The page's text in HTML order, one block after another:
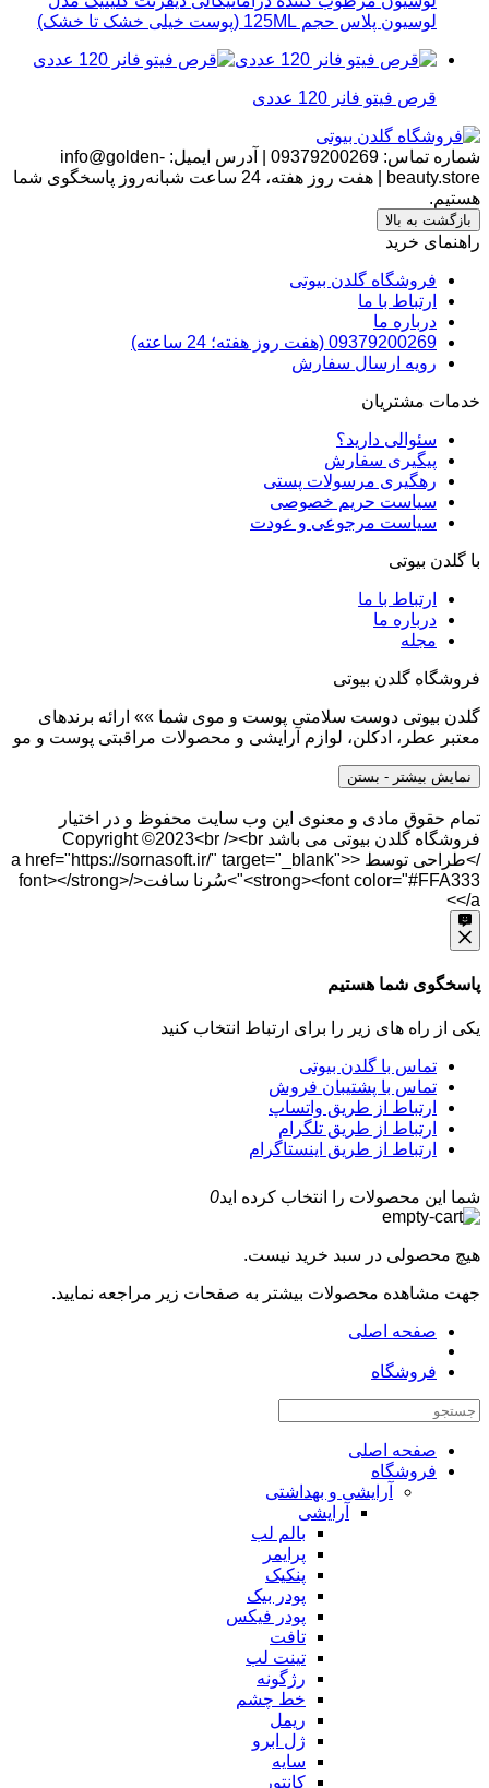
لوسیون پلاس حجم 125ML (پوست خیلی خشک تا خشک)
قرص فیتو فانر 120 عددی
شماره تماس: 09379200269 آدرس ایمیل: info@golden-
beauty.store
هفت روز هفته، 24 ساعت شبانه‌روز پاسخگوی شما
هستیم.
بازگشت به بالا
راهنمای خرید
فروشگاه گلدن بیوتی
ارتباط با ما
درباره ما
09379200269 (هفت روز هفته؛ 24 ساعته)
رویه ارسال سفارش
خدمات مشتریان
سئوالی دارید؟
پیگیری سفارش
رهگیری مرسولات پستی
سیاست حریم خصوصی
سیاست مرجوعی و عودت
با گلدن بیوتی
ارتباط با ما
درباره ما
مجله
فروشگاه گلدن بیوتی
گلدن بیوتی دوست سلامتی پوست و موی شما »» ارائه برندهای
معتبر عطر، ادکلن، لوازم آرایشی و محصولات مراقبتی پوست و مو
نمایش بیشتر - بستن
تمام حقوق مادی و معنوی این وب سایت محفوظ و در اختیار
فروشگاه گلدن بیوتی می باشد Copyright ©2023<br /><br
/>طراحی توسط <a href="https://sornasoft.ir/" target="_blank">
<strong><font color="#FFA333">سُرنا سافت</font></strong>
</a>
پاسخگوی شما هستیم
یکی از راه های زیر را برای ارتباط انتخاب کنید
تماس با گلدن بیوتی
تماس با پشتیبان فروش
ارتباط از طریق واتساپ
ارتباط از طریق تلگرام
ارتباط از طریق اینستاگرام
شما این محصولات را انتخاب کرده اید0
هیچ محصولی در سبد خرید نیست.
جهت مشاهده محصولات بیشتر به صفحات زیر مراجعه نمایید.
صفحه اصلی
فروشگاه
صفحه اصلی
فروشگاه
آرایشی و بهداشتی
آرایشی
بالم لب
پرایمر
پنکیک
پودر بیک
پودر فیکس
تافت
تینت لب
رژگونه
خط چشم
ریمل
ژل ابرو
سایه
کانتور